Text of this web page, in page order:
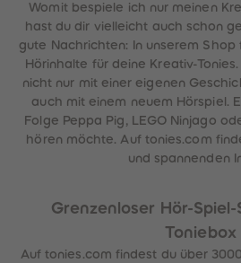
Womit bespiele ich nur meinen
hast du dir vielleicht auch schon
gute Nachrichten: In unserem
Hörinhalte für deine Kreativ-
nicht nur mit einer eigenen
auch mit einem neuem Hörspiel.
Folge Peppa Pig, LEGO Ninjago
hören möchte. Auf tonies.com
und spannenden
Grenzenloser Hör-
Toniebox
Auf tonies.com findest du über